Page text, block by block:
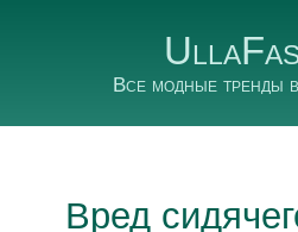
Все модные тренды
Вред